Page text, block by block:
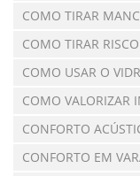
COMO TIRAR
COMO TIRAR
COMO USAR O
COMO VALORIZAR
CONFORTO
CONFORTO EM